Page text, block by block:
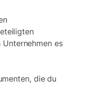
es
die du